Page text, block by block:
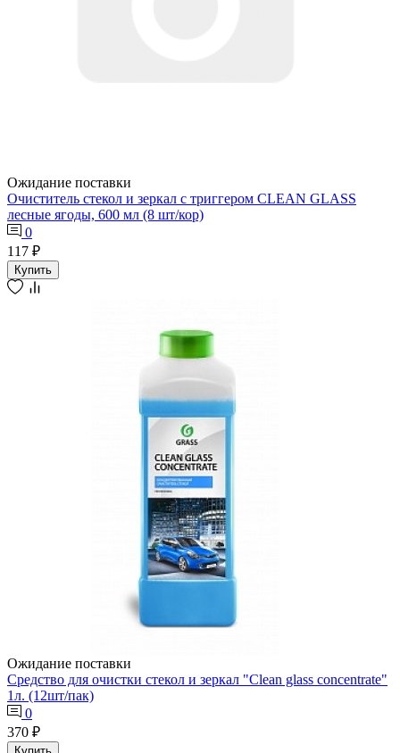
Ожидание поставки
Очиститель стекол и зеркал с триггером CLEAN GLASS
лесные ягоды, 600 мл (8 шт/кор)
0
117 ₽
Купить
Ожидание поставки
Средство для очистки стекол и зеркал "Clean glass concentrate"
1л. (12шт/пак)
0
370 ₽